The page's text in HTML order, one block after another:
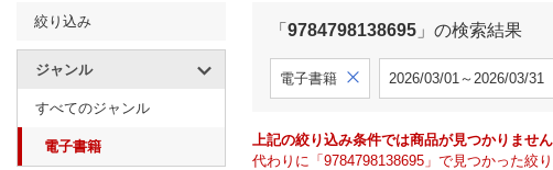
絞り込み
ジャンル
すべてのジャンル
電子書籍
「 9784798138695 」の検索結果
電子書籍 2026/03/01～2026/03/31
上記の絞り込み条件では商品が見つかりません
代わりに「9784798138695」で見つかった絞